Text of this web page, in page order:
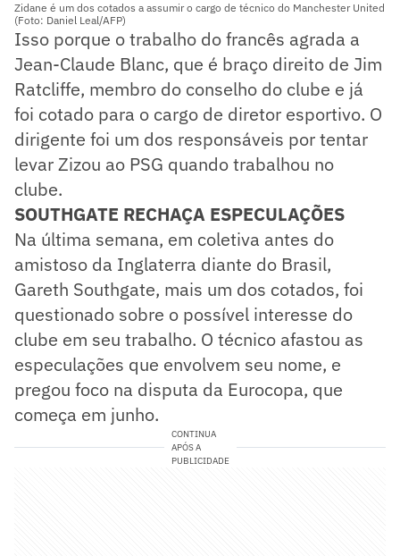
Zidane é um dos cotados a assumir o cargo de técnico do Manchester United
(Foto: Daniel Leal/AFP)
Isso porque o trabalho do francês agrada a
Jean-Claude Blanc, que é braço direito de Jim
Ratcliffe, membro do conselho do clube e já
foi cotado para o cargo de diretor esportivo. O
dirigente foi um dos responsáveis por tentar
levar Zizou ao PSG quando trabalhou no
clube.
SOUTHGATE RECHAÇA ESPECULAÇÕES
Na última semana, em coletiva antes do
amistoso da Inglaterra diante do Brasil,
Gareth Southgate, mais um dos cotados, foi
questionado sobre o possível interesse do
clube em seu trabalho. O técnico afastou as
especulações que envolvem seu nome, e
pregou foco na disputa da Eurocopa, que
começa em junho.
CONTINUA
APÓS A
PUBLICIDADE